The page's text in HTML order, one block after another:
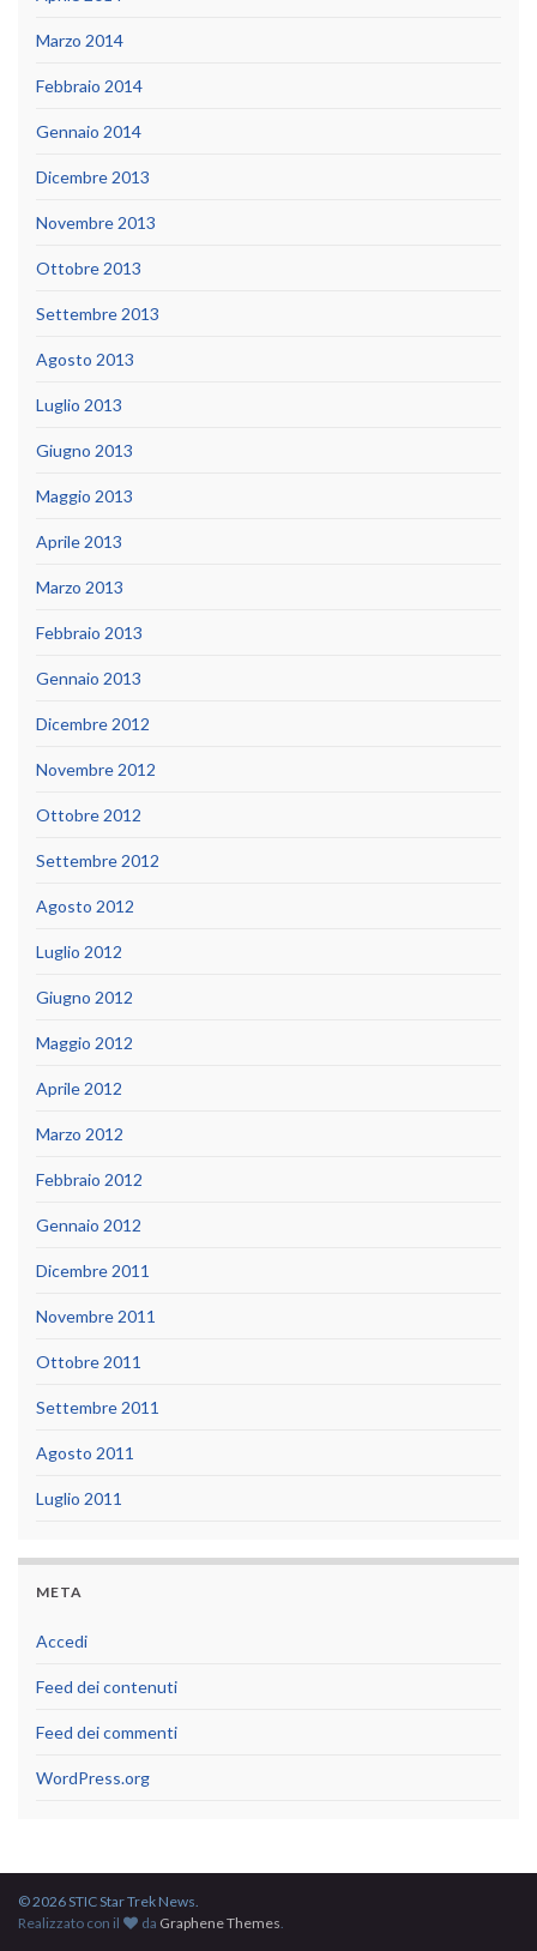
Marzo 2014
Febbraio 2014
Gennaio 2014
Dicembre 2013
Novembre 2013
Ottobre 2013
Settembre 2013
Agosto 2013
Luglio 2013
Giugno 2013
Maggio 2013
Aprile 2013
Marzo 2013
Febbraio 2013
Gennaio 2013
Dicembre 2012
Novembre 2012
Ottobre 2012
Settembre 2012
Agosto 2012
Luglio 2012
Giugno 2012
Maggio 2012
Aprile 2012
Marzo 2012
Febbraio 2012
Gennaio 2012
Dicembre 2011
Novembre 2011
Ottobre 2011
Settembre 2011
Agosto 2011
Luglio 2011
META
Accedi
Feed dei contenuti
Feed dei commenti
WordPress.org
© 2026 STIC Star Trek News.
Realizzato con il
da Graphene Themes.